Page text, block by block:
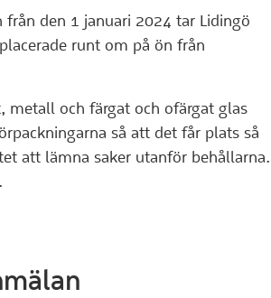
den 1 januari 2024 tar Lidingö
runt om på ön från
metall och färgat och ofärgat glas
så att det får plats så
att lämna saker utanför behållarna.
webbplats)